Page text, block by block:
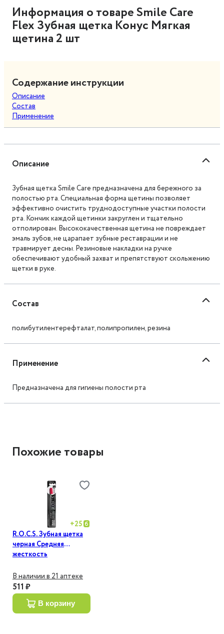
Информация о товаре Smile Care
Flex Зубная щетка Конус Мягкая
щетина 2 шт
Содержание инструкции
Описание
Состав
Применение
Описание
Зубная щетка Smile Care предназначена для бережного за
полостью рта. Специальная форма щетины позволяет
эффективно очистить труднодоступные участки полости
рта. Кончик каждой щетинки закруглен и тщательно
отполирован. Высококачественная щетина не повреждает
эмаль зубов, не царапает зубные реставрации и не
травмирует десны. Резиновые накладки на ручке
обеспечивают удобный захват и препятствуют скольжению
щетки в руке.
Состав
полибутилентерефталат, полипропилен, резина
Применение
Предназначена для гигиены полости рта
Похожие товары
+25
R.O.C.S. Зубная щетка
черная Средняя
жесткость
В наличии в 21 аптеке
511 ₽
в корзину